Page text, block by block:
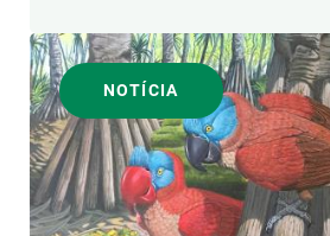
NOTÍCIA